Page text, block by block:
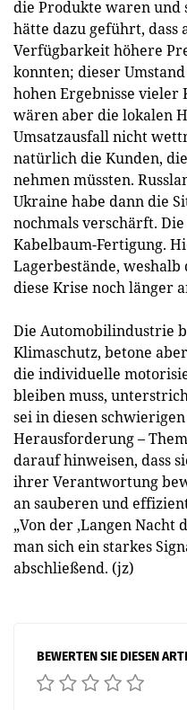
die Produkte waren und
hätte dazu geführt,
Verfügbarkeit höhere
konnten; dieser
hohen Ergebnisse vieler
wären aber die lokalen
Umsatzausfall nicht
natürlich die Kunden,
nehmen müssten.
Ukraine habe dann die
nochmals verschärft.
Kabelbaum-Fertigung.
Lagerbestände, weshalb
diese Krise noch länger
Die Automobilindustrie
Klimaschutz, betone
die individuelle
bleiben muss,
sei in diesen
Herausforderung –
darauf hinweisen, dass
ihrer Verantwortung
an sauberen und
„Von der ,Langen
man sich ein starkes
abschließend. (jz)
BEWERTEN SIE DIESEN